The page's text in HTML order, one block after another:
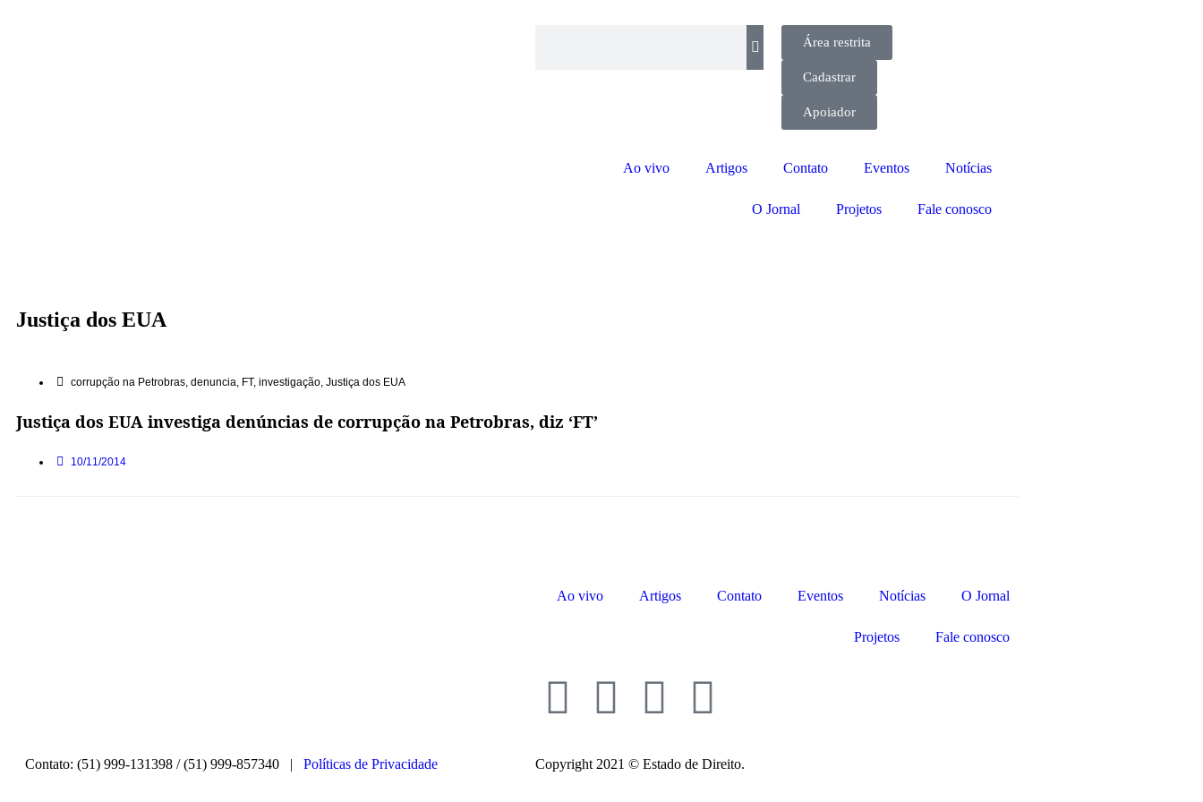
Área restrita
Cadastrar
Apoiador
Ao vivo Artigos Contato Eventos Notícias
O Jornal Projetos Fale conosco
Justiça dos EUA
corrupção na Petrobras, denuncia, FT, investigação, Justiça dos EUA
Justiça dos EUA investiga denúncias de corrupção na Petrobras, diz ‘FT’
10/11/2014
Ao vivo Artigos Contato Eventos Notícias O Jornal
Projetos Fale conosco
Contato: (51) 999-131398 / (51) 999-857340 | Políticas de Privacidade Copyright 2021 © Estado de Direito.